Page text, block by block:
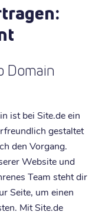
Domain
ist bei Site.de ein
gestaltet
den Vorgang.
Website und
Team steht dir
Seite, um einen
Mit Site.de